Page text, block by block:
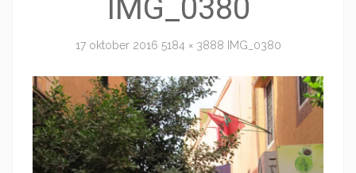
IMG_0380
17 oktober 2016 5184 × 3888 IMG_0380